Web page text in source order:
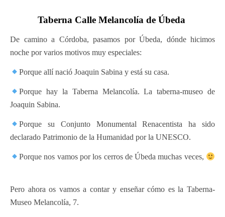
Taberna Calle Melancolía de Úbeda
De camino a Córdoba, pasamos por Úbeda, dónde hicimos
noche por varios motivos muy especiales:
Porque allí nació Joaquin Sabina y está su casa.
Porque hay la Taberna Melancolía. La taberna-museo de
Joaquin Sabina.
Porque su Conjunto Monumental Renacentista ha sido
declarado Patrimonio de la Humanidad por la UNESCO.
Porque nos vamos por los cerros de Úbeda muchas veces,
Pero ahora os vamos a contar y enseñar cómo es la Taberna-
Museo Melancolía, 7.